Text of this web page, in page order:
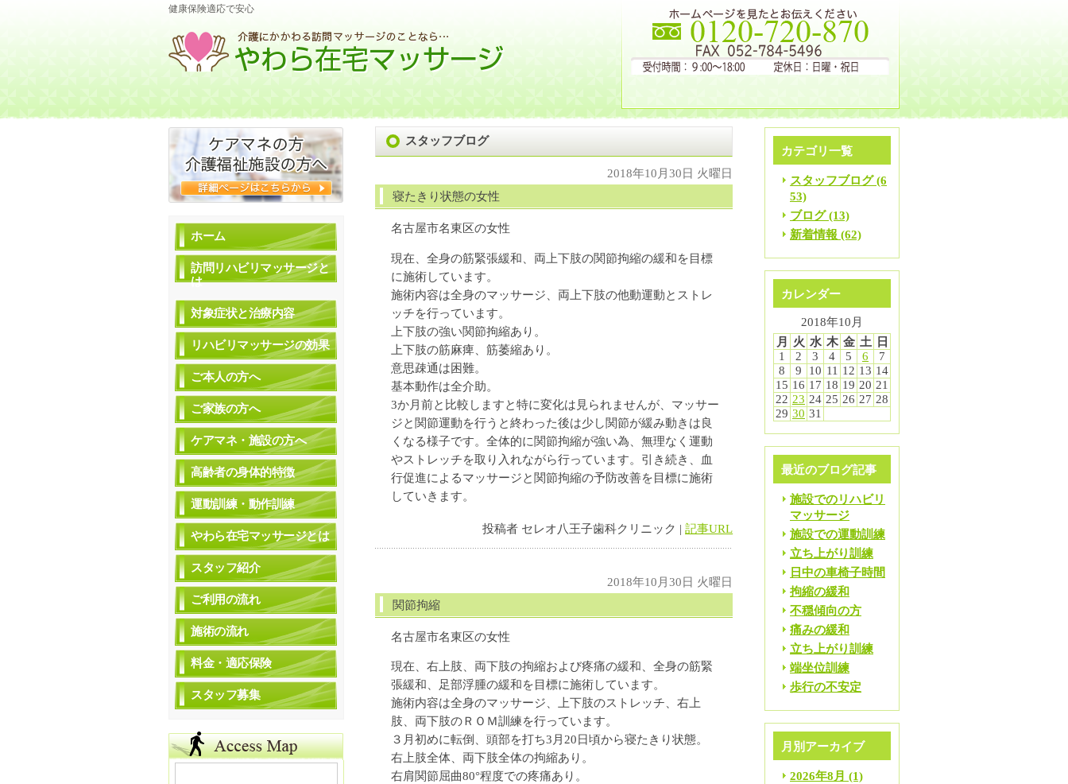
健康保険適応で安心
スタッフブログ
2018年10月30日 火曜日
寝たきり状態の女性
名古屋市名東区の女性
現在、全身の筋緊張緩和、両上下肢の関節拘縮の緩和を目標
に施術しています。
施術内容は全身のマッサージ、両上下肢の他動運動とストレ
ッチを行っています。
上下肢の強い関節拘縮あり。
上下肢の筋麻痺、筋萎縮あり。
意思疎通は困難。
基本動作は全介助。
3か月前と比較しますと特に変化は見られませんが、マッサー
ジと関節運動を行うと終わった後は少し関節が緩み動きは良
くなる様子です。全体的に関節拘縮が強い為、無理なく運動
やストレッチを取り入れながら行っています。引き続き、血
行促進によるマッサージと関節拘縮の予防改善を目標に施術
していきます。
投稿者 セレオ八王子歯科クリニック |記事URL
2018年10月30日 火曜日
関節拘縮
名古屋市名東区の女性
現在、右上肢、両下肢の拘縮および疼痛の緩和、全身の筋緊
張緩和、足部浮腫の緩和を目標に施術しています。
施術内容は全身のマッサージ、上下肢のストレッチ、右上
肢、両下肢のＲＯＭ訓練を行っています。
３月初めに転倒、頭部を打ち3月20日頃から寝たきり状態。
右上肢全体、両下肢全体の拘縮あり。
右肩関節屈曲80°程度での疼痛あり。
カテゴリ一覧
スタッフブログ (6
53)
ブログ (13)
新着情報 (62)
カレンダー
2018年10月
月
火 水 木 金 土
日
1
2 3 4 5 6
7
8
9 10 11 12 13 14
15 16 17 18 19 20 21
22 23 24 25 26 27 28
29 30 31
最近のブログ記事
施設でのリハビリ
マッサージ
施設での運動訓練
立ち上がり訓練
日中の車椅子時間
拘縮の緩和
不穏傾向の方
痛みの緩和
立ち上がり訓練
端坐位訓練
歩行の不安定
月別アーカイブ
2026年8月 (1)
ホーム
訪問リハビリマッサージと
は
対象症状と治療内容
リハビリマッサージの効果
ご本人の方へ
ご家族の方へ
ケアマネ・施設の方へ
高齢者の身体的特徴
運動訓練・動作訓練
やわら在宅マッサージとは
スタッフ紹介
ご利用の流れ
施術の流れ
料金・適応保険
スタッフ募集